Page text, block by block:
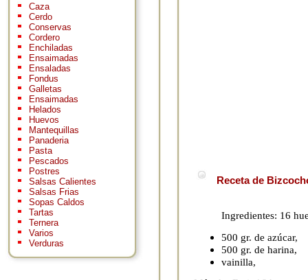
Caza
Cerdo
Conservas
Cordero
Enchiladas
Ensaimadas
Ensaladas
Fondus
Galletas
Ensaimadas
Helados
Huevos
Mantequillas
Panaderia
Pasta
Pescados
Postres
Salsas Calientes
Salsas Frias
Sopas Caldos
Tartas
Ternera
Varios
Verduras
Receta de
Ingredientes: 16
500 gr. de azúcar,
500 gr. de harina,
vainilla,